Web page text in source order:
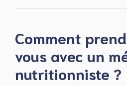
Comment
vous avec un
nutritionniste ?